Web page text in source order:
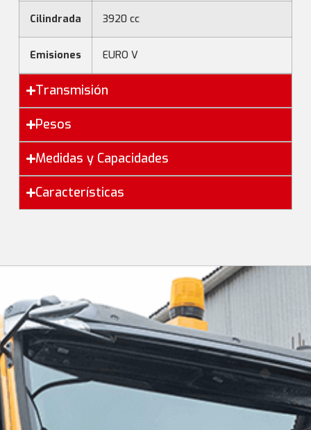
Cilindrada 3920 cc
Emisiones EURO V
Transmisión
Pesos
Medidas y Capacidades
Características